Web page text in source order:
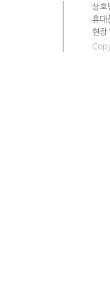
상호
휴
현장